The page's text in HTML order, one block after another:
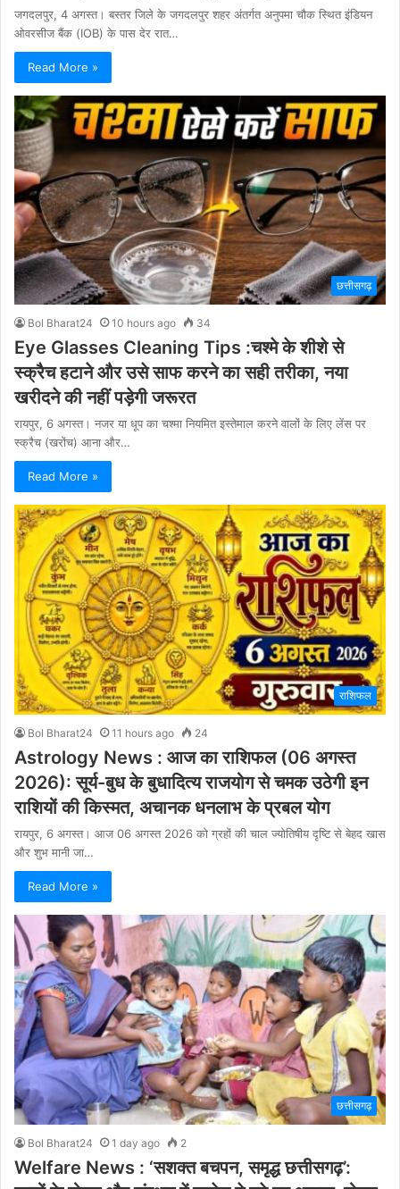
जगदलपुर, 4 अगस्त। बस्तर जिले के जगदलपुर शहर अंतर्गत अनुपमा चौक स्थित इंडियन
ओवरसीज बैंक (IOB) के पास देर रात…
Read More »
छत्तीसगढ़
Bol Bharat24 10 hours ago 34
Eye Glasses Cleaning Tips :चश्मे के शीशे से
स्क्रैच हटाने और उसे साफ करने का सही तरीका, नया
खरीदने की नहीं पड़ेगी जरूरत
रायपुर, 6 अगस्त। नजर या धूप का चश्मा नियमित इस्तेमाल करने वालों के लिए लेंस पर
स्क्रैच (खरोंच) आना और…
Read More »
राशिफल
Bol Bharat24 11 hours ago 24
Astrology News : आज का राशिफल (06 अगस्त
2026): सूर्य-बुध के बुधादित्य राजयोग से चमक उठेगी इन
राशियों की किस्मत, अचानक धनलाभ के प्रबल योग
रायपुर, 6 अगस्त। आज 06 अगस्त 2026 को ग्रहों की चाल ज्योतिषीय दृष्टि से बेहद खास
और शुभ मानी जा…
Read More »
छत्तीसगढ़
Bol Bharat24 1 day ago 2
Welfare News : ‘सशक्त बचपन, समृद्ध छत्तीसगढ़’: